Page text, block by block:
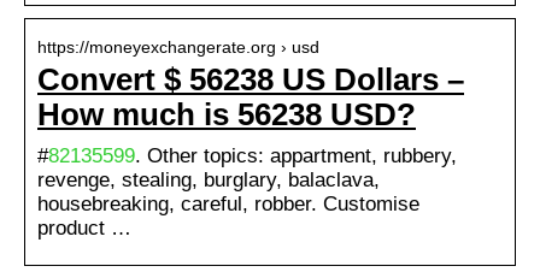
https://moneyexchangerate.org › usd
Convert $ 56238 US Dollars –
How much is 56238 USD?
#82135599. Other topics: appartment, rubbery,
revenge, stealing, burglary, balaclava,
housebreaking, careful, robber. Customise
product …